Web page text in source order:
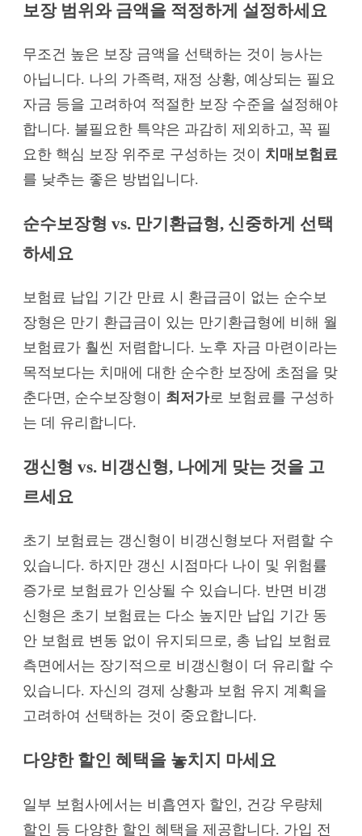
보장 범위와 금액을 적정하게 설정하세요
무조건 높은 보장 금액을 선택하는 것이 능사는
아닙니다. 나의 가족력, 재정 상황, 예상되는 필요
자금 등을 고려하여 적절한 보장 수준을 설정해야
합니다. 불필요한 특약은 과감히 제외하고, 꼭 필
요한 핵심 보장 위주로 구성하는 것이 치매보험료
를 낮추는 좋은 방법입니다.
순수보장형 vs. 만기환급형, 신중하게 선택
하세요
보험료 납입 기간 만료 시 환급금이 없는 순수보
장형은 만기 환급금이 있는 만기환급형에 비해 월
보험료가 훨씬 저렴합니다. 노후 자금 마련이라는
목적보다는 치매에 대한 순수한 보장에 초점을 맞
춘다면, 순수보장형이 최저가로 보험료를 구성하
는 데 유리합니다.
갱신형 vs. 비갱신형, 나에게 맞는 것을 고
르세요
초기 보험료는 갱신형이 비갱신형보다 저렴할 수
있습니다. 하지만 갱신 시점마다 나이 및 위험률
증가로 보험료가 인상될 수 있습니다. 반면 비갱
신형은 초기 보험료는 다소 높지만 납입 기간 동
안 보험료 변동 없이 유지되므로, 총 납입 보험료
측면에서는 장기적으로 비갱신형이 더 유리할 수
있습니다. 자신의 경제 상황과 보험 유지 계획을
고려하여 선택하는 것이 중요합니다.
다양한 할인 혜택을 놓치지 마세요
일부 보험사에서는 비흡연자 할인, 건강 우량체
할인 등 다양한 할인 혜택을 제공합니다. 가입 전